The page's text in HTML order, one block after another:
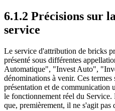
6.1.2 Précisions sur
service
Le service d'attribution de bricks
présenté sous différentes
Automatique", "Invest Auto",
dénominations à venir. Ces
présentation et de communication
le fonctionnement réel du
que, premièrement, il ne s'agit pas